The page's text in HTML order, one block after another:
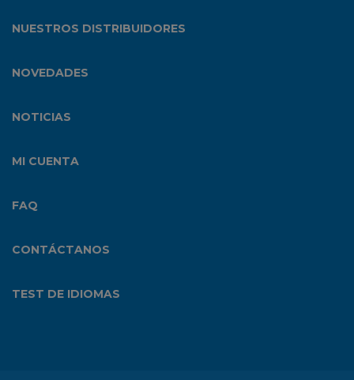
NUESTROS DISTRIBUIDORES
NOVEDADES
NOTICIAS
MI CUENTA
FAQ
CONTÁCTANOS
TEST DE IDIOMAS